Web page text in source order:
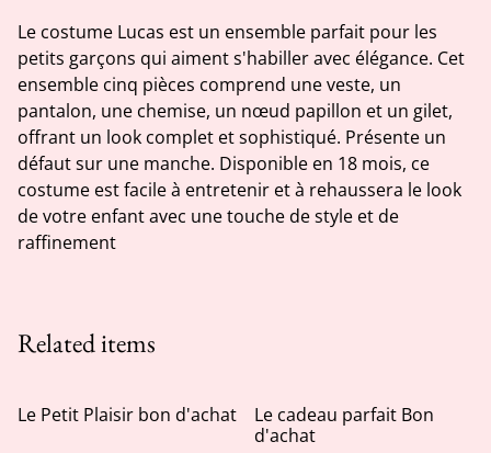
Le costume Lucas est un ensemble parfait pour les
petits garçons qui aiment s'habiller avec élégance. Cet
ensemble cinq pièces comprend une veste, un
pantalon, une chemise, un nœud papillon et un gilet,
offrant un look complet et sophistiqué. Présente un
défaut sur une manche. Disponible en 18 mois, ce
costume est facile à entretenir et à rehaussera le look
de votre enfant avec une touche de style et de
raffinement
Related items
Le Petit Plaisir bon d'achat
Le cadeau parfait Bon
d'achat